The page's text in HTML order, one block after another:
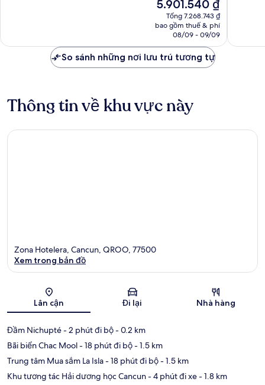
hiện
tại
5.901.540 ₫
5.901.540 ₫
Tổng 7.268.743 ₫
bao gồm thuế & phí
08/09 - 09/09
So sánh những nơi lưu trú tương tự
Thông tin về khu vực này
Bản đồ
Zona Hotelera, Cancun, QROO, 77500
Xem trong bản đồ
Lân cận Đi lại Nhà hàng
Đầm Nichupté- 2 phút đi bộ- 0.2 km
Bãi biển Chac Mool- 18 phút đi bộ- 1.5 km
Trung tâm Mua sắm La Isla- 18 phút đi bộ- 1.5 km
Khu tương tác Hải dương học Cancun- 4 phút đi xe- 1.8 km